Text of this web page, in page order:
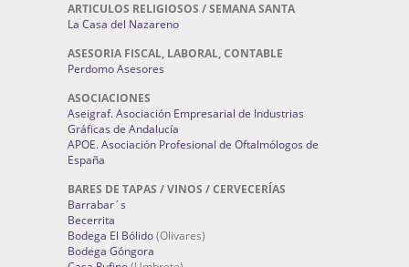
ARTICULOS RELIGIOSOS / SEMANA SANTA
La Casa del Nazareno
ASESORIA FISCAL, LABORAL, CONTABLE
Perdomo Asesores
ASOCIACIONES
Aseigraf. Asociación Empresarial de Industrias
Gráficas de Andalucía
APOE. Asociación Profesional de Oftalmólogos de
España
BARES DE TAPAS / VINOS / CERVECERÍAS
Barrabar´s
Becerrita
Bodega El Bólido(Olivares)
Bodega Góngora